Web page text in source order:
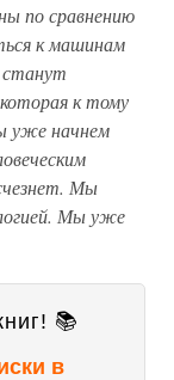
по сравнению
к машинам
станут
к тому
уже начнем
Мы
Мы уже
📚
в